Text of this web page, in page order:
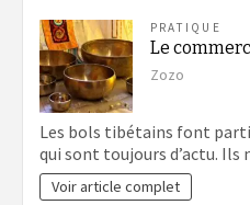
PRATIQUE
Le
Zozo
Les bols tibétains font
qui sont toujours d’actu.
Voir article complet